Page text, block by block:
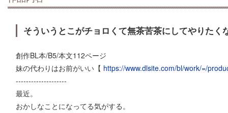
そういうとこがチョロくて無茶苦茶にしてやりたく
創作BL本/B5/本文112ページ
妹の代わりはお前がいい【 https://www.dlsite.com/bl/work/=/
--------------------
最近。
おかしなことになってる気がする。